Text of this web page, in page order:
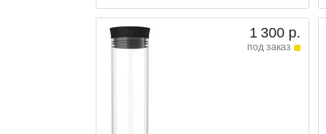
1 300 р.
под заказ